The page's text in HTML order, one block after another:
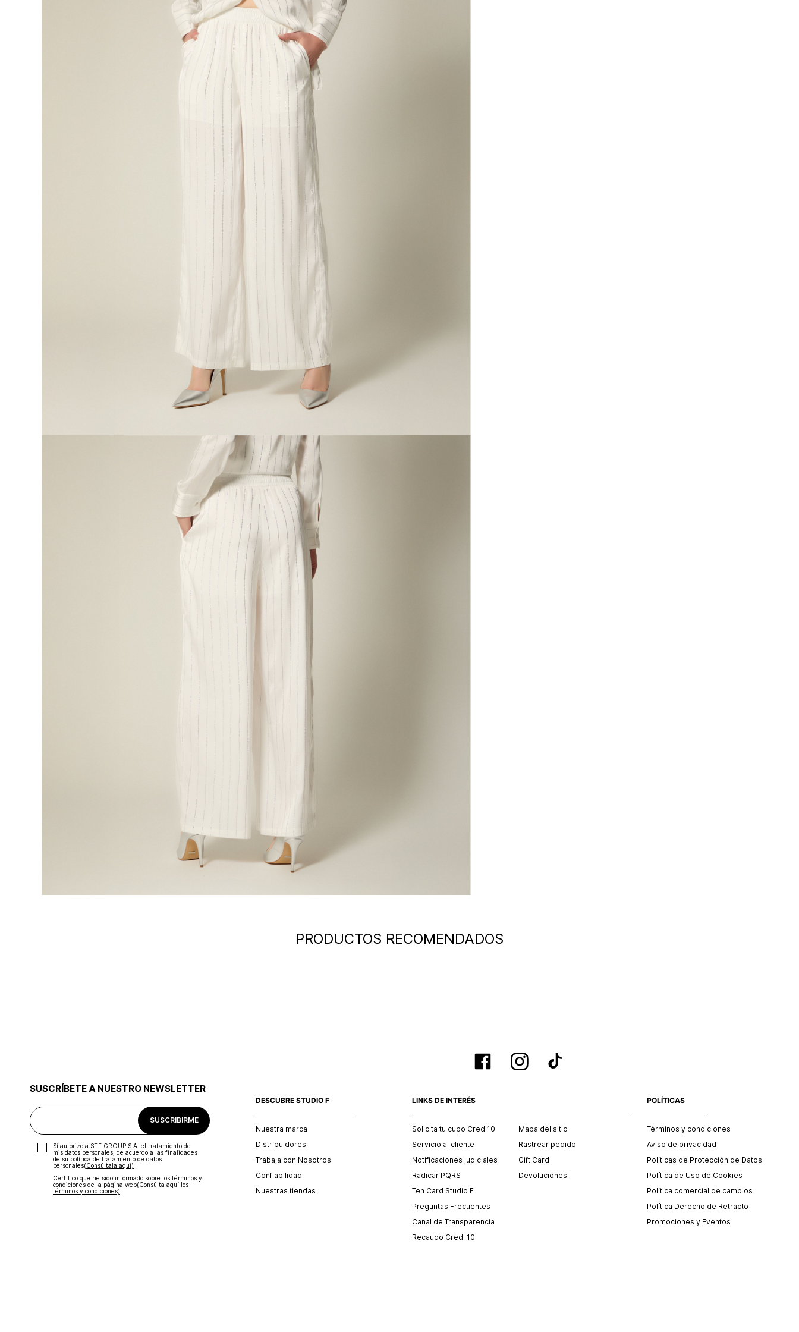
PRODUCTOS RECOMENDADOS
SUSCRÍBETE A NUESTRO NEWSLETTER
SUSCRIBIRME
Sí autorizo a STF GROUP S.A. el tratamiento de
mis datos personales, de acuerdo a las finalidades
de su política de tratamiento de datos
personales‎(Consúltala aquí)
Certifico que he sido informado sobre los términos y
condiciones de la página web‎(Consúlta aquí los
términos y condiciones)
DESCUBRE STUDIO F
Nuestra marca
Distribuidores
Trabaja con Nosotros
Confiabilidad
Nuestras tiendas
LINKS DE INTERÉS
Solicita tu cupo Credi10
Servicio al cliente
Notificaciones judiciales
Radicar PQRS
Ten Card Studio F
Preguntas Frecuentes
Canal de Transparencia
Recaudo Credi 10
Mapa del sitio
Rastrear pedido
Gift Card
Devoluciones
POLÍTICAS
Términos y condiciones
Aviso de privacidad
Políticas de Protección de Datos
Política de Uso de Cookies
Política comercial de cambios
Política Derecho de Retracto
Promociones y Eventos